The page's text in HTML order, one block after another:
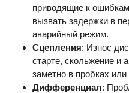
приводящие к
вызвать задержки в
аварийный режим.
Сцепления: Износ
старте, скольжение и
заметно в пробках
Дифференциал: